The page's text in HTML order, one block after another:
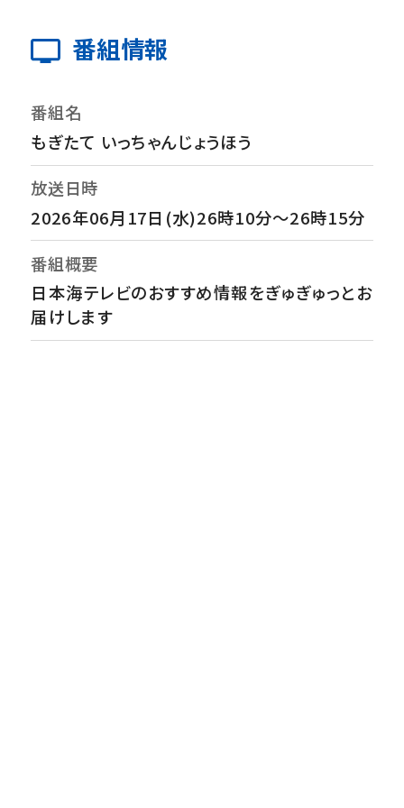
番組情報
番組名
もぎたて いっちゃんじょうほう
放送日時
2026年06月17日(水)26時10分～26時15分
番組概要
日本海テレビのおすすめ情報をぎゅぎゅっとお
届けします